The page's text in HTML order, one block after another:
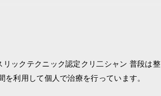
ックテクニック認定クリ二シャン 普段は整
利用して個人で治療を行っています。